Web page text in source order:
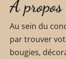
A
Au sein du
par trouver
bougies,